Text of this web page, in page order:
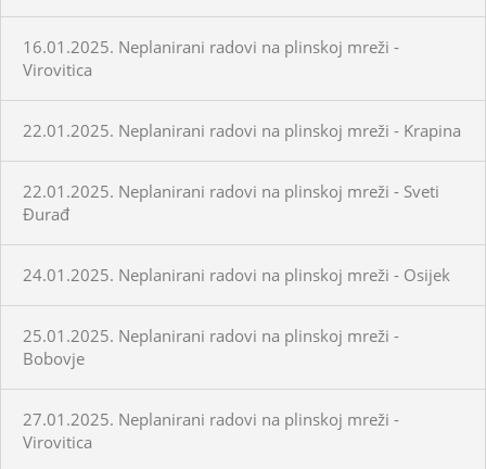
16.01.2025. Neplanirani radovi na plinskoj mreži -
Virovitica
22.01.2025. Neplanirani radovi na plinskoj mreži - Krapina
22.01.2025. Neplanirani radovi na plinskoj mreži - Sveti
Đurađ
24.01.2025. Neplanirani radovi na plinskoj mreži - Osijek
25.01.2025. Neplanirani radovi na plinskoj mreži -
Bobovje
27.01.2025. Neplanirani radovi na plinskoj mreži -
Virovitica